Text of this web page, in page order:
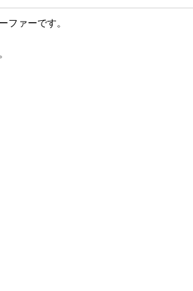
ァーです。